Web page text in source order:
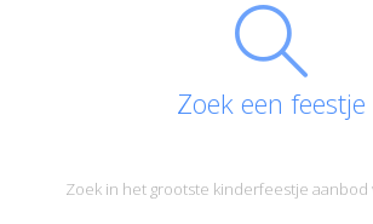
Zoek een feestje
Zoek in het grootste kinderfeestje aanbod